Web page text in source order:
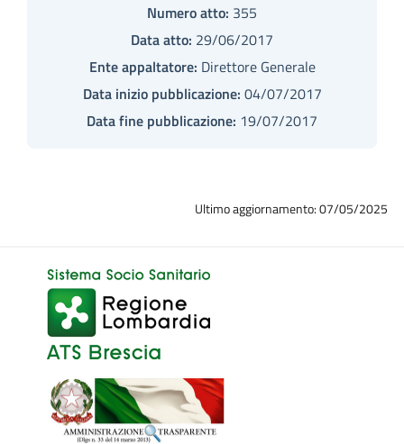
Numero atto: 355
Data atto: 29/06/2017
Ente appaltatore: Direttore Generale
Data inizio pubblicazione: 04/07/2017
Data fine pubblicazione: 19/07/2017
Ultimo aggiornamento: 07/05/2025